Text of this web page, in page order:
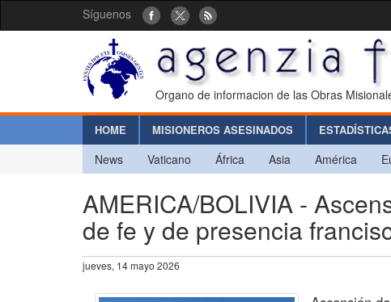
Síguenos
Organo de informacion de las Obras
HOME MISIONEROS ASESINADOS
News Vaticano África Asia América
AMERICA/BOLIVIA -
de fe y de presencia
jueves, 14 mayo 2026